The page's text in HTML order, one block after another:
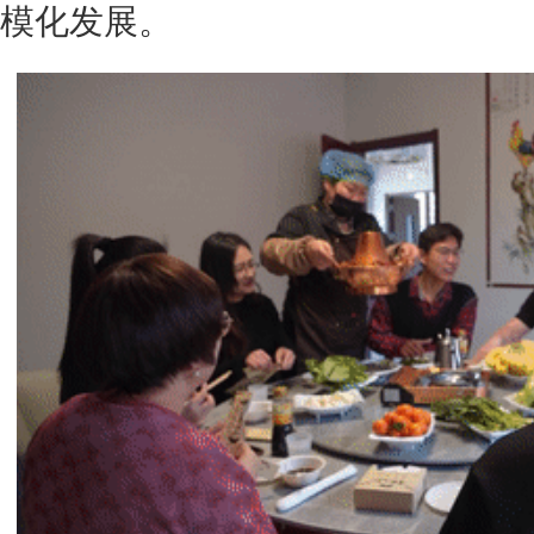
模化发展。